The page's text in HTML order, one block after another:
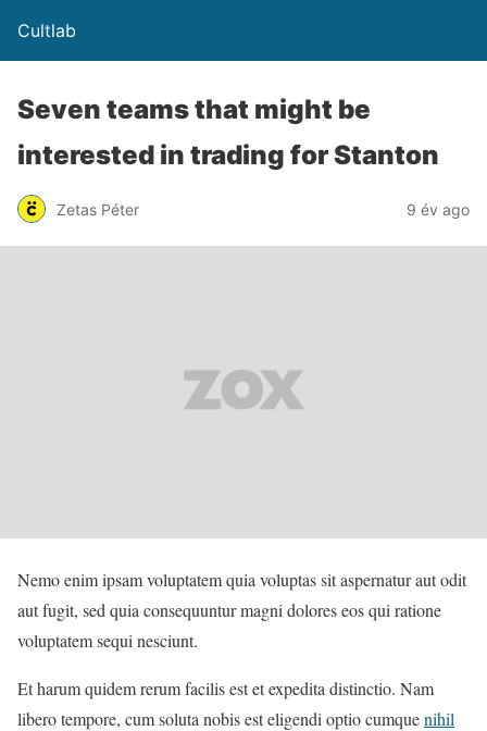
Cultlab
Seven teams that might be
interested in trading for Stanton
Zetas Péter 9 év ago
Nemo enim ipsam voluptatem quia voluptas sit aspernatur aut odit
aut fugit, sed quia consequuntur magni dolores eos qui ratione
voluptatem sequi nesciunt.
Et harum quidem rerum facilis est et expedita distinctio. Nam
libero tempore, cum soluta nobis est eligendi optio cumquenihil